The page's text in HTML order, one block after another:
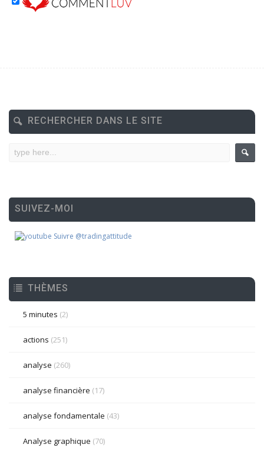
RECHERCHER DANS LE SITE
SUIVEZ-MOI
Suivre @tradingattitude
THÈMES
5 minutes (2)
actions (251)
analyse (260)
analyse financière (17)
analyse fondamentale (43)
Analyse graphique (70)